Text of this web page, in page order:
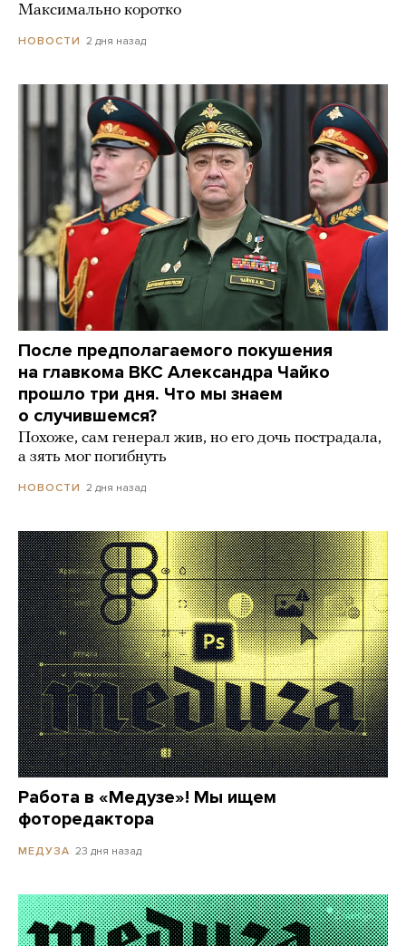
Максимально коротко
НОВОСТИ 2 дня назад
После предполагаемого покушения
на главкома ВКС Александра Чайко
прошло три дня. Что мы знаем
о случившемся?
Похоже, сам генерал жив, но его дочь пострадала,
а зять мог погибнуть
НОВОСТИ 2 дня назад
Работа в «Медузе»! Мы ищем
фоторедактора
МЕДУЗА 23 дня назад